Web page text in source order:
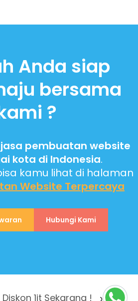
Anda siap
bersama
?
jasa pembuatan website
kota di Indonesia.
kamu lihat di halaman
Website Terpercaya
Hubungi Kami
1jt Sekarang !